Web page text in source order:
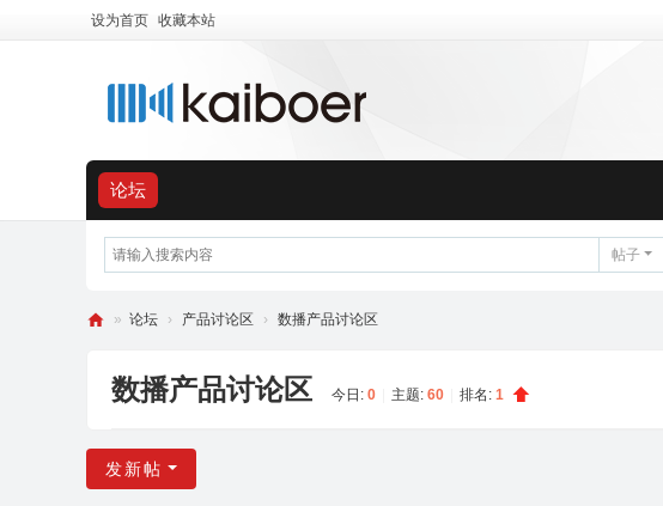
设为首页 收藏本站
论坛
帖子
用
户
» 论坛 › 产品讨论区 › 数播产品讨论区
数播产品讨论区 今日: 0 主题: 60 排名: 1
发新帖